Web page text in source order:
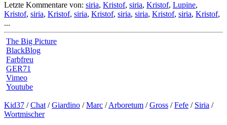
Letzte Kommentare von: siria, Kristof, siria, Kristof, Lupine,
Kristof, siria, Kristof, siria, Kristof, siria, siria, Kristof, siria, Kristof,
...
The Big Picture
BlackBlog
Farbfreu
GER71
Vimeo
Youtube
Kid37 /Chat /Giardino /Marc /Arboretum /Gross /Fefe / Siria /
Wortmischer